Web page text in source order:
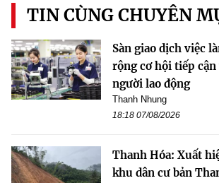
TIN CÙNG CHUYÊN
Sàn giao dịch việc
rộng cơ hội tiếp
người lao động
Thanh Nhung
18:18 07/08/2026
Thanh Hóa: Xuất
khu dân cư bản